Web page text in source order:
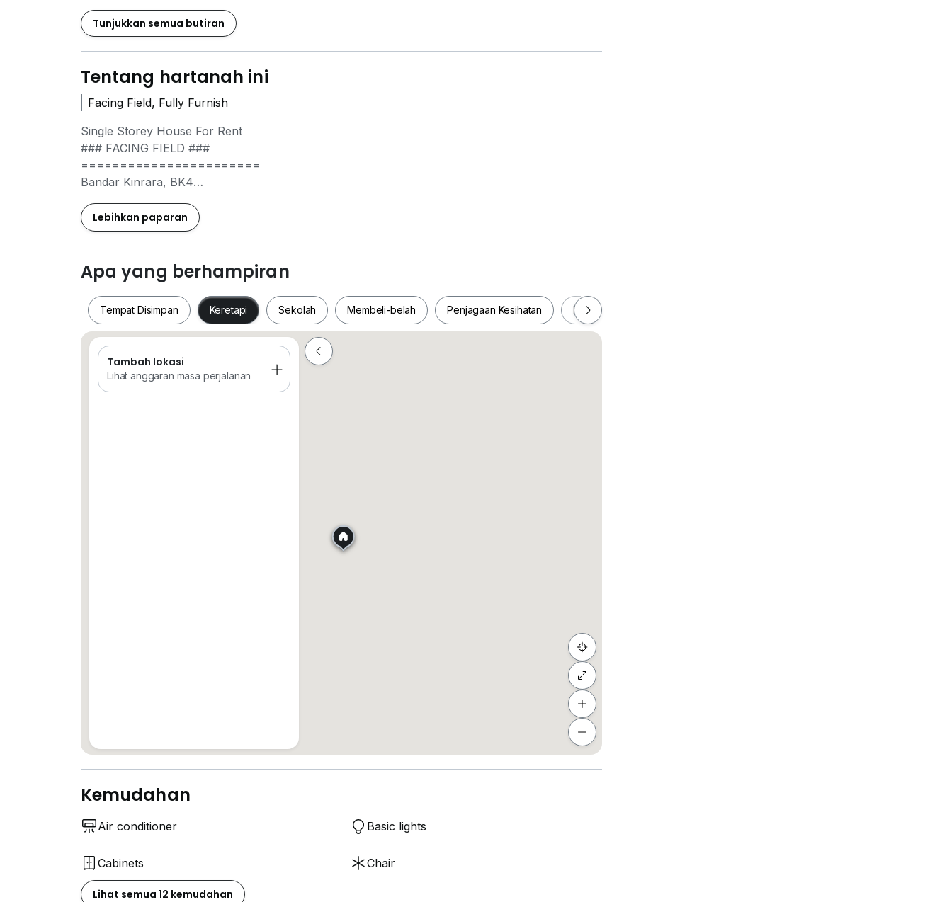
Tunjukkan semua butiran
Tentang hartanah ini
Facing Field, Fully Furnish
Single Storey House For Rent
### FACING FIELD ###
=======================
Bandar Kinrara, BK4
- 3 Bedrooms
- 2 Bathrooms
- 1100 Sq.ft
FULLY FURNISHED, SAME AS PHOTO
==========================
PLEASE CONTACT
0*****
Lebihkan paparan
Apa yang berhampiran
Tempat Disimpan Keretapi Sekolah Membeli-belah Penjagaan Kesihatan Makanan & Minuman
Tempat Disimpan Sekolah
Tambah lokasi
Lihat anggaran masa perjalanan
Kemudahan
Air conditioner Basic lights
Cabinets Chair
Lihat semua 12 kemudahan